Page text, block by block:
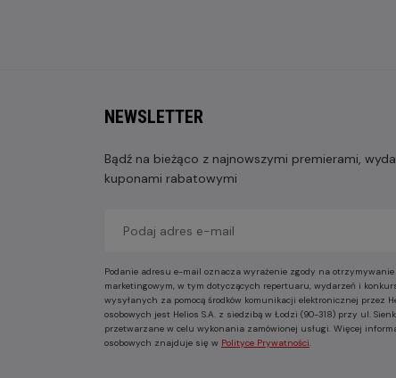
NEWSLETTER
Bądź na bieżąco z najnowszymi premierami,
kuponami rabatowymi
Podanie adresu e-mail oznacza wyrażenie zgody na
marketingowym, w tym dotyczących repertuaru, wydarzeń i
wysyłanych za pomocą środków komunikacji elektronicznej przez
osobowych jest Helios S.A. z siedzibą w Łodzi (90-318) przy ul.
przetwarzane w celu wykonania zamówionej usługi. Więcej
osobowych znajduje się w Polityce Prywatności.